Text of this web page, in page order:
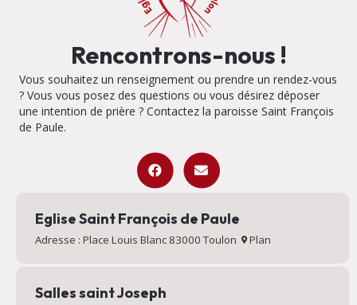
Rencontrons-nous !
Vous souhaitez un renseignement ou prendre un rendez-vous
? Vous vous posez des questions ou vous désirez déposer
une intention de prière ? Contactez la paroisse Saint François
de Paule.
Eglise Saint François de Paule
Adresse : Place Louis Blanc 83000 Toulon Plan
Salles saint Joseph